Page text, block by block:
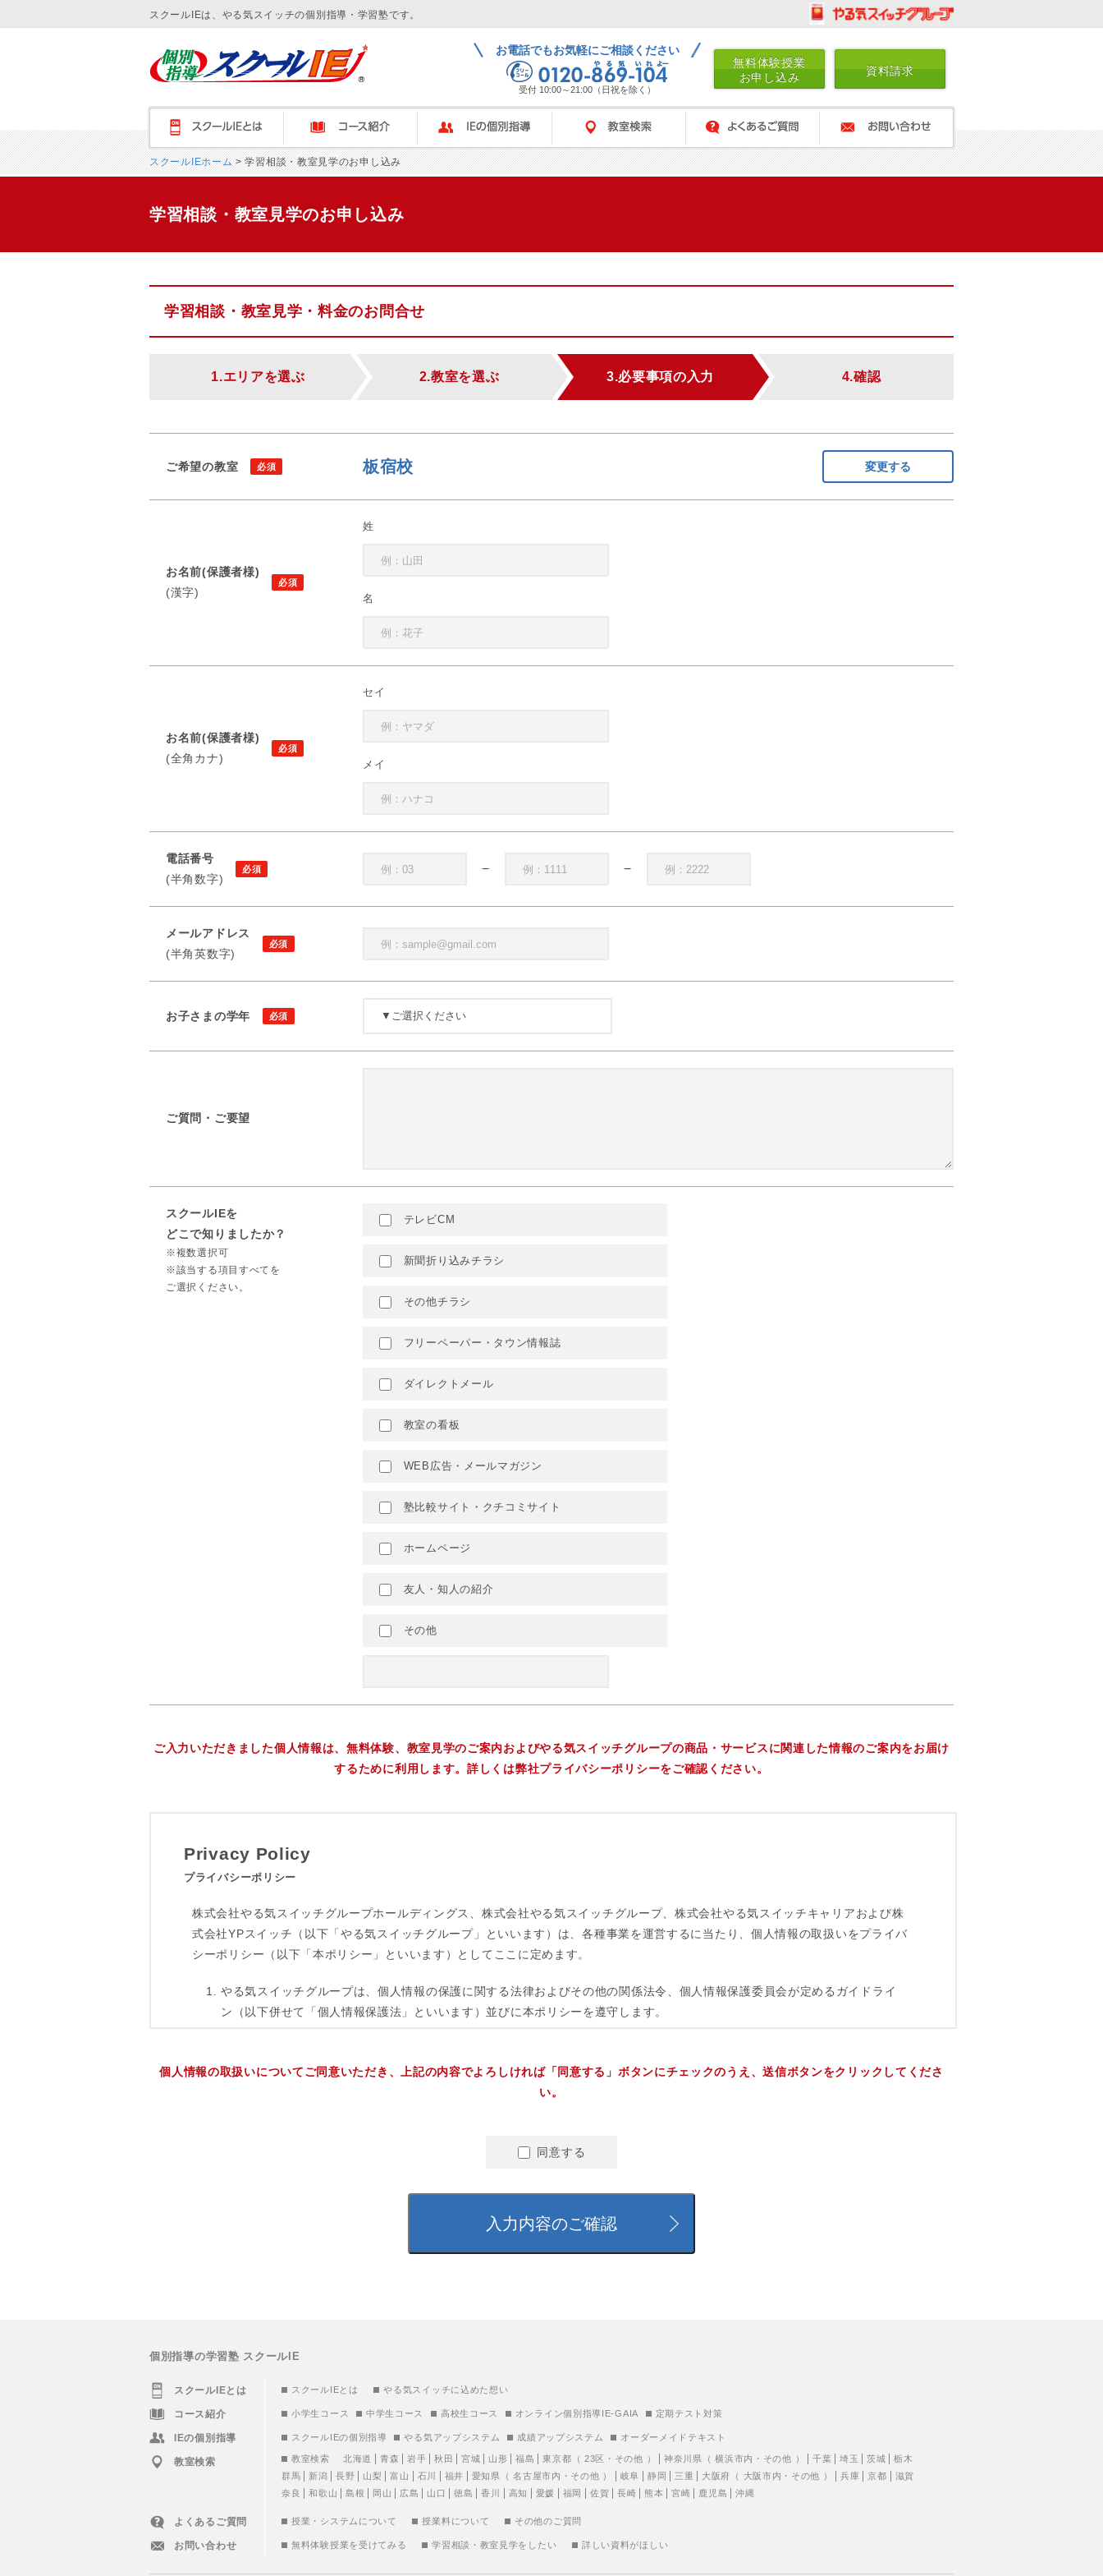
スクールIEは、やる気スイッチの個別指導・学習塾です。
お電話でもお気軽にご相談ください
受付 10:00～21:00（日祝を除く）
無料体験授業
お申し込み
資料請求
スクールＩＥとは コース紹介 IEの個別指導 教室検索 よくあるご質問 お問い合わせ
スクールIEホーム> 学習相談・教室見学のお申し込み
学習相談・教室見学のお申し込み
学習相談・教室見学・料金のお問合せ
1.エリアを選ぶ 2.教室を選ぶ 3.必要事項の入力 4.確認
ご希望の教室 板宿校 変更する
お名前(保護者様)
(漢字)
姓
名
お名前(保護者様)
(全角カナ)
セイ
メイ
電話番号
(半角数字)
− −
メールアドレス
(半角英数字)
お子さまの学年
ご質問・ご要望
スクールIEを
どこで知りましたか？
※複数選択可
※該当する項目すべてを
ご選択ください。
テレビCM
新聞折り込みチラシ
その他チラシ
フリーペーパー・タウン情報誌
ダイレクトメール
教室の看板
WEB広告・メールマガジン
塾比較サイト・クチコミサイト
ホームページ
友人・知人の紹介
その他
ご入力いただきました個人情報は、無料体験、教室見学のご案内およびやる気スイッチグループの商品・サービスに関連した情報のご案内をお届け
するために利用します。詳しくは弊社プライバシーポリシーをご確認ください。
個人情報の取扱いについてご同意いただき、上記の内容でよろしければ「同意する」ボタンにチェックのうえ、送信ボタンをクリックしてくださ
い。
同意する
個別指導の学習塾 スクールIE
スクールIEとは スクールIEとは やる気スイッチに込めた想い
コース紹介 小学生コース 中学生コース 高校生コース オンライン個別指導IE-GAIA 定期テスト対策
IEの個別指導 スクールIEの個別指導 やる気アップシステム 成績アップシステム オーダーメイドテキスト
教室検索 教室検索 北海道 青森 岩手 秋田 宮城 山形 福島 東京都 （ 23区 ・ その他 ） 神奈川県 （横浜市内 ・ その他 ） 千葉 埼玉 茨城
栃木
群馬
新潟 長野 山梨 富山 石川 福井 愛知県 （名古屋市内 ・ その他 ） 岐阜 静岡 三重 大阪府 （ 大阪市内 ・ その他 ） 兵庫 京都
滋賀
奈良
和歌山 島根 岡山 広島 山口 徳島 香川 高知 愛媛 福岡 佐賀 長崎 熊本 宮崎 鹿児島 沖縄
よくあるご質問 授業・システムについて 授業料について その他のご質問
お問い合わせ 無料体験授業を受けてみる 学習相談・教室見学をしたい 詳しい資料がほしい